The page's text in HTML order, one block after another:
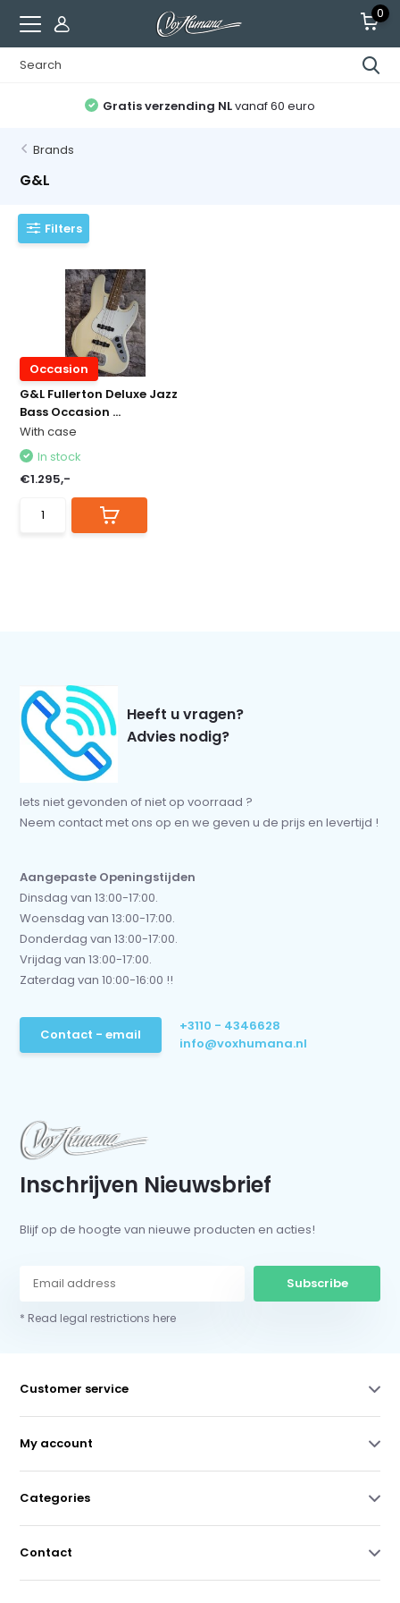
0
Gratis verzending NLvanaf 60 euro
Brands
G&L
Filters
Occasion
G&L Fullerton Deluxe Jazz
Bass Occasion ...
With case
In stock
€1.295,-
Heeft u vragen?
Advies nodig?
Iets niet gevonden of niet op voorraad ?
Neem contact met ons op en we geven u de prijs en levertijd !
Aangepaste Openingstijden
Dinsdag van 13:00-17:00.
Woensdag van 13:00-17:00.
Donderdag van 13:00-17:00.
Vrijdag van 13:00-17:00.
Zaterdag van 10:00-16:00 !!
Contact - email
+3110 - 4346628
info@voxhumana.nl
Inschrijven Nieuwsbrief
Blijf op de hoogte van nieuwe producten en acties!
Subscribe
* Read legal restrictions here
Customer service
My account
Categories
Contact